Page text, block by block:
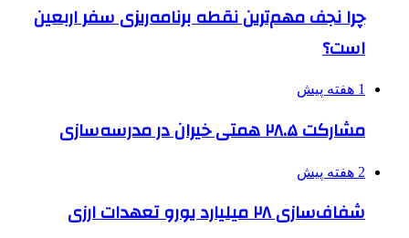
چرا نجف مهم‌ترین نقطه برنامه‌ریزی سفر اربعین
است؟
1 هفته پیش
مشارکت ۲۸.۵ همتی خیران در مدرسه‌سازی
2 هفته پیش
شفاف‌سازی ۲۸ میلیارد یورو تعهدات ارزی